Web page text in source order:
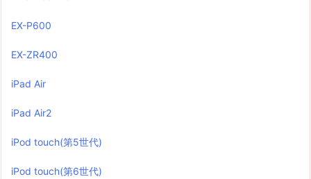
EX-P600
EX-ZR400
iPad Air
iPad Air2
iPod touch(第5世代)
iPod touch(第6世代)